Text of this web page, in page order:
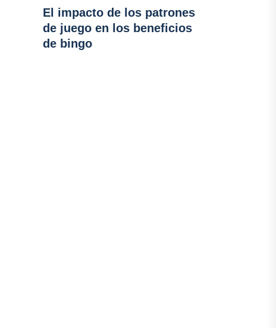
El impacto de los patrones
de juego en los beneficios
de bingo